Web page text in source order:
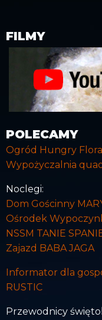
FILMY
POLECAMY
Ogród Hungry Flora
Wypożyczalnia
Noclegi:
Dom Gościnny
Ośrodek
NSSM TANIE
Zajazd BABA JAGA
Informator dla
RUSTIC
Przewodnicy